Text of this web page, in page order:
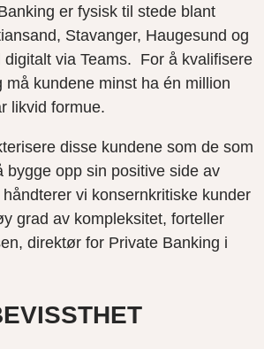
er fysisk til stede blant
Stavanger, Haugesund og
digitalt via Teams. For å kvalifisere
må kundene minst ha én million
likvid formue.
disse kundene som de som
bygge opp sin positive side av
vi konsernkritiske kunder
grad av kompleksitet, forteller
direktør for Private Banking i